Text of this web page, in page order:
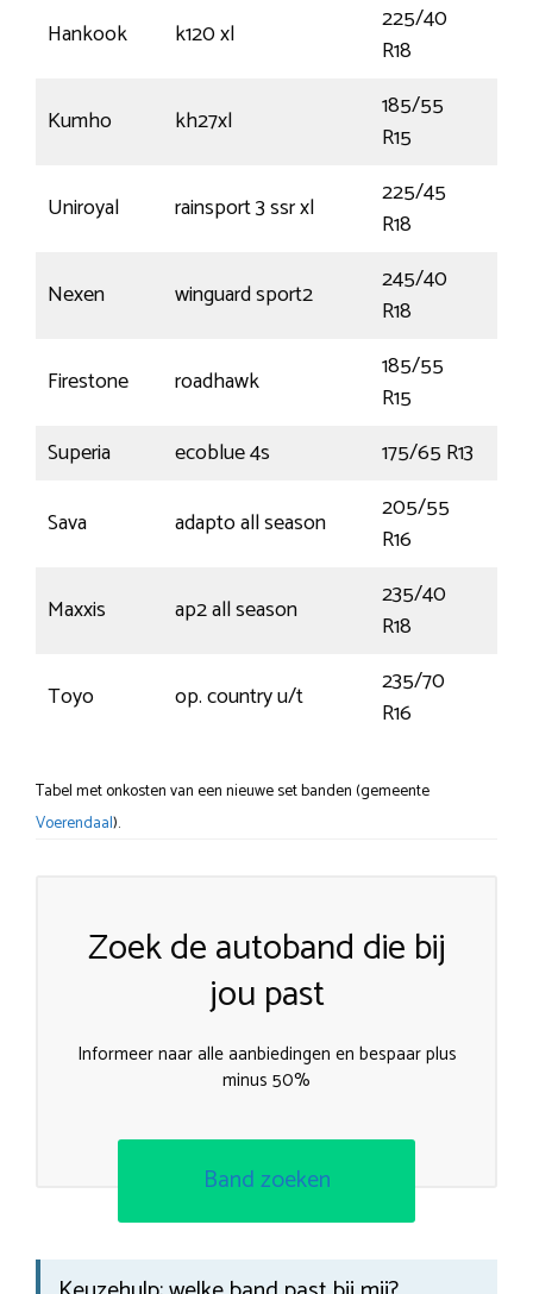
Hankook k120 xl
225/40
R18
Kumho kh27xl
185/55
R15
Uniroyal rainsport 3 ssr xl
225/45
R18
Nexen winguard sport2
245/40
R18
Firestone roadhawk
185/55
R15
Superia
ecoblue 4s 175/65 R13
Sava
adapto all season
205/55
R16
Maxxis ap2 all season
235/40
R18
Toyo op. country u/t
235/70
R16
Tabel met onkosten van een nieuwe set banden (gemeente
Voerendaal).
Zoek de autoband die bij
jou past
Informeer naar alle aanbiedingen en bespaar plus
minus 50%
Band zoeken